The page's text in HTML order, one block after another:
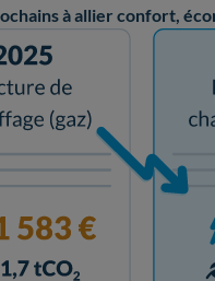
à allier confort,